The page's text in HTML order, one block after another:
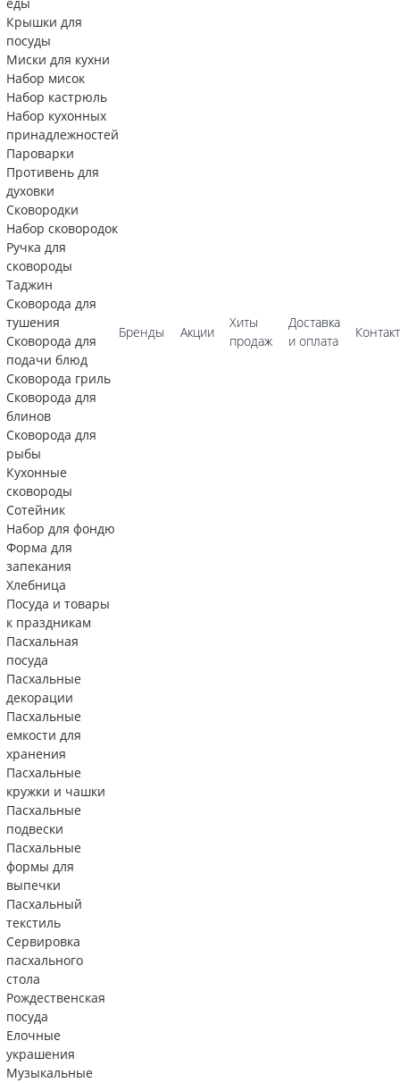
Крышки для
посуды
Миски для кухни
Набор мисок
Набор кастрюль
Набор кухонных
принадлежностей
Пароварки
Противень для
духовки
Сковородки
Набор сковородок
Ручка для
сковороды
Таджин
Сковорода для
тушения
Сковорода для
подачи блюд
Сковорода гриль
Сковорода для
блинов
Сковорода для
рыбы
Кухонные
сковороды
Сотейник
Набор для фондю
Форма для
запекания
Хлебница
Посуда и товары
к праздникам
Пасхальная
посуда
Пасхальные
декорации
Пасхальные
емкости для
хранения
Пасхальные
кружки и чашки
Пасхальные
подвески
Пасхальные
формы для
выпечки
Пасхальный
текстиль
Сервировка
пасхального
стола
Рождественская
посуда
Елочные
украшения
Музыкальные
Бренды Акции
Хиты
продаж
Доставка
и оплата